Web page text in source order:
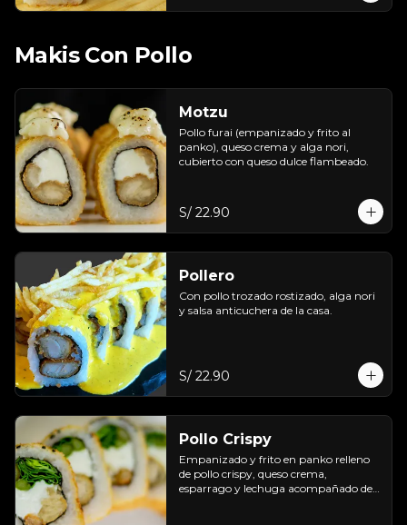
Makis Con Pollo
Motzu
Pollo furai (empanizado y frito al
panko), queso crema y alga nori,
cubierto con queso dulce flambeado.
S/ 22.90
Pollero
Con pollo trozado rostizado, alga nori
y salsa anticuchera de la casa.
S/ 22.90
Pollo Crispy
Empanizado y frito en panko relleno
de pollo crispy, queso crema,
esparrago y lechuga acompañado de